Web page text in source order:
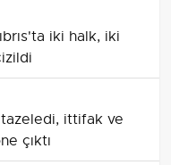
iki halk, iki
ittifak ve
çıktı